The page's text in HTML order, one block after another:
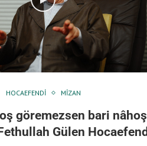
HOCAEFENDI MIZAN
göremezsen bari nâhoş
Gülen